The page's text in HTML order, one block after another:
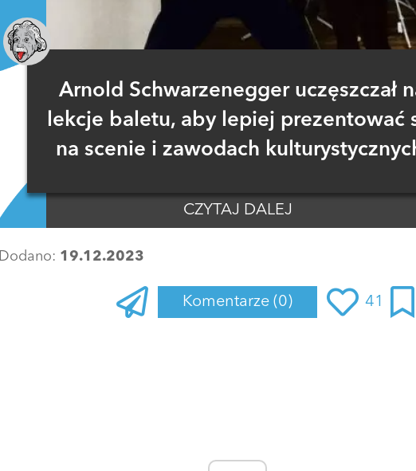
Arnold Schwarzenegger uczęszczał
lekcje baletu, aby lepiej prezentować
na scenie i zawodach
CZYTAJ DALEJ
Dodano: 19.12.2023
Komentarze (0) 41